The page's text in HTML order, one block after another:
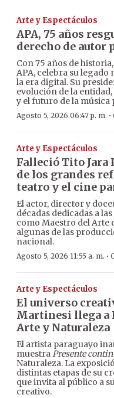
Arte y Espectáculos
APA, 75 años
derecho de autor
Con 75 años de
APA, celebra su
la era digital. Su
evolución de la
y el futuro de la música
Agosto 5, 2026 06:47 p. m. ·
Arte y Espectáculos
Falleció Tito Jara
de los grandes
teatro y el cine
El actor, director y
décadas dedicadas a
como Maestro del Arte
algunas de las
nacional.
Agosto 5, 2026 11:55 a. m. ·
Arte y Espectáculos
El universo
Martinesi llega a
Arte y Naturaleza
El artista paraguayo
muestraPresente
Naturaleza. La
distintas etapas de su
que invita al público a
creativo.